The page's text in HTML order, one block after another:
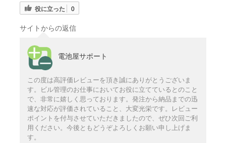
役に立った 0
サイトからの返信
電池屋サポート
この度は高評価レビューを頂き誠にありがとうございま
す。ビル管理のお仕事においてお役に立てているとのこと
で、非常に嬉しく思っております。発注から納品までの迅
速な対応が評価されていること、大変光栄です。レビュー
ポイントを付与させていただきましたので、ぜひ次回ご利
用ください。今後ともどうぞよろしくお願い申し上げま
す。